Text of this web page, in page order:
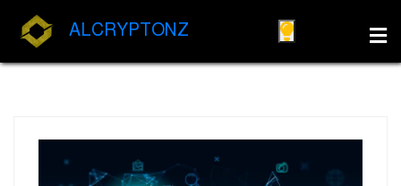
ALCRYPTONZ